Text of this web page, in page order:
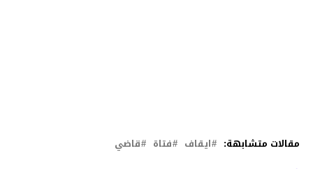
مقالات متشابهة: ايقاف فتاة قاضي